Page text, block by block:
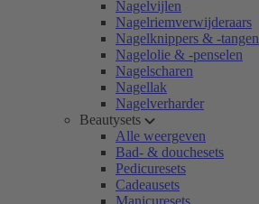
Nagelvijlen
Nagelriemverwijderaars
Nagelknippers & -tangen
Nagelolie & -penselen
Nagelscharen
Nagellak
Nagelverharder
Beautysets
Alle weergeven
Bad- & douchesets
Pedicuresets
Cadeausets
Manicuresets